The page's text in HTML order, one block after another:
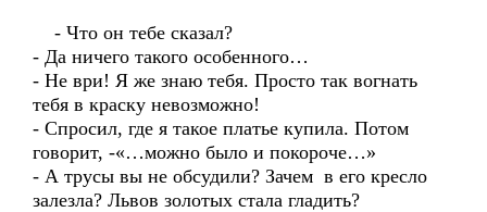
- Что он тебе сказал?
- Да ничего такого особенного…
- Не ври! Я же знаю тебя. Просто так вогнать
тебя в краску невозможно!
- Спросил, где я такое платье купила. Потом
говорит, -«…можно было и покороче…»
- А трусы вы не обсудили? Зачем в его кресло
залезла? Львов золотых стала гладить?